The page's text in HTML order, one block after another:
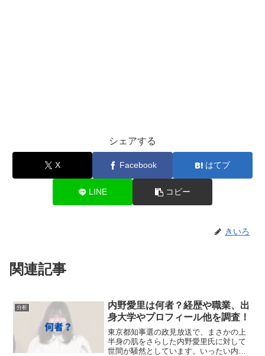
シェアする
X Facebook はてブ
LINE コピー
きいろ
関連記事
分析
内野愛里は何者？経歴や職業、出
身大学やプロフィール他を調査！
東京都知事選の政見放送で、まさかの上
半身の肌をさらした内野愛里氏に対して
世間が騒然としています。いったい内野